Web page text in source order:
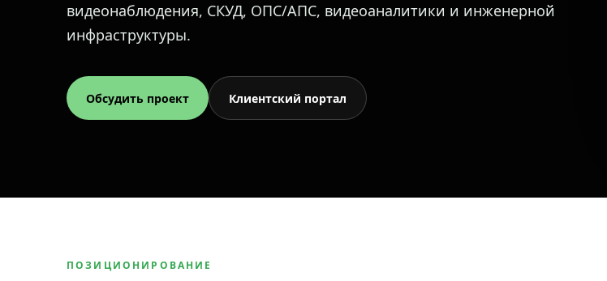
видеонаблюдения, СКУД, ОПС/АПС, видеоаналитики и инженерной
инфраструктуры.
Обсудить проект Клиентский портал
ПОЗИЦИОНИРОВАНИЕ